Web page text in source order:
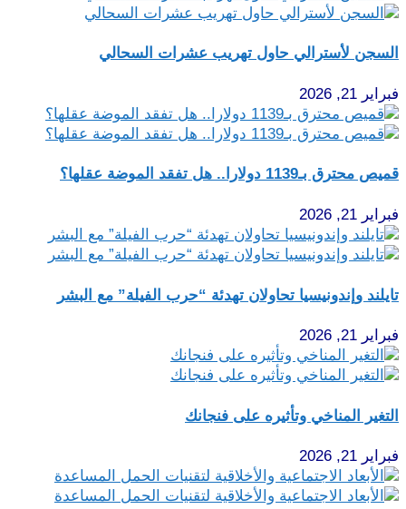
السجن لأسترالي حاول تهريب عشرات السحالي
فبراير 21, 2026
قميص محترق بـ1139 دولارا.. هل تفقد الموضة عقلها؟
فبراير 21, 2026
تايلند وإندونيسيا تحاولان تهدئة “حرب الفيلة” مع البشر
فبراير 21, 2026
التغير المناخي وتأثيره على فنجانك
فبراير 21, 2026